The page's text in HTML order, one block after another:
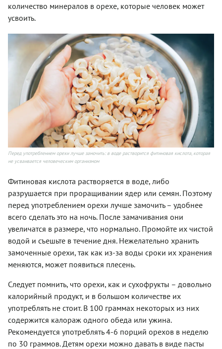
количество минералов в орехе, которые человек может
усвоить.
Перед употреблением орехи лучше замочить: в воде растворится фитиновая кислота, которая
не усваивается человеческим организмом
Фитиновая кислота растворяется в воде, либо
разрушается при проращивании ядер или семян. Поэтому
перед употреблением орехи лучше замочить – удобнее
всего сделать это на ночь. После замачивания они
увеличатся в размере, что нормально. Промойте их чистой
водой и съешьте в течение дня. Нежелательно хранить
замоченные орехи, так как из-за воды сроки их хранения
меняются, может появиться плесень.
Следует помнить, что орехи, как и сухофрукты – довольно
калорийный продукт, и в большом количестве их
употреблять не стоит. В 100 граммах некоторых из них
содержится калораж одного обеда или ужина.
Рекомендуется употреблять 4-6 порций орехов в неделю
по 30 граммов. Детям орехи можно давать в виде пасты